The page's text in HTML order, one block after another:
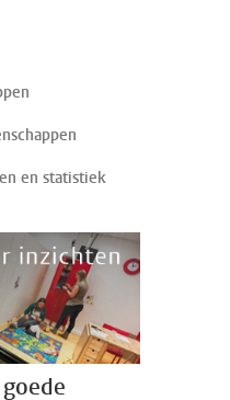
en statistiek